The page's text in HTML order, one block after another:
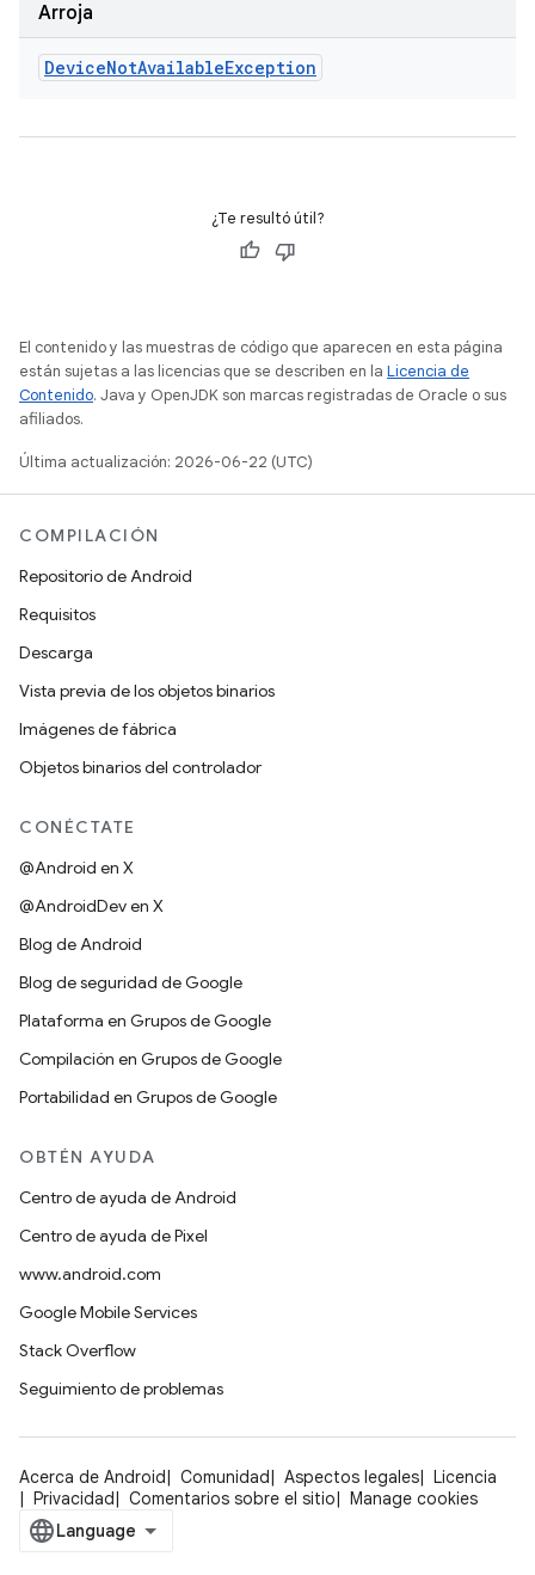
Arroja
DeviceNotAvailableException
¿Te resultó útil?
El contenido y las muestras de código que aparecen en esta página
están sujetas a las licencias que se describen en la Licencia de
Contenido. Java y OpenJDK son marcas registradas de Oracle o sus
afiliados.
Última actualización: 2026-06-22 (UTC)
COMPILACIÓN
Repositorio de Android
Requisitos
Descarga
Vista previa de los objetos binarios
Imágenes de fábrica
Objetos binarios del controlador
CONÉCTATE
@Android en X
@AndroidDev en X
Blog de Android
Blog de seguridad de Google
Plataforma en Grupos de Google
Compilación en Grupos de Google
Portabilidad en Grupos de Google
OBTÉN AYUDA
Centro de ayuda de Android
Centro de ayuda de Pixel
www.android.com
Google Mobile Services
Stack Overflow
Seguimiento de problemas
Acerca de Android Comunidad Aspectos legales
Licencia
Privacidad
Comentarios sobre el sitio Manage cookies